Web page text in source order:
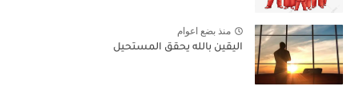
منذ بضع اعوام
اليقين بالله يحقق المستحيل